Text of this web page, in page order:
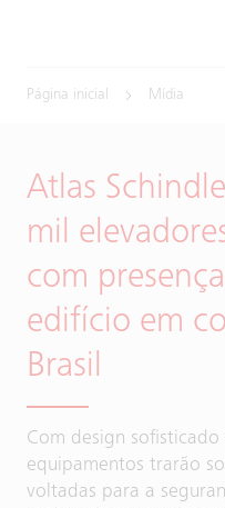
Página inicial Mídia
Atlas
mil
com
edifício em
Brasil
Com design sofisticado
equipamentos trarão
voltadas para a